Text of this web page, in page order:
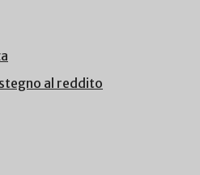
al reddito